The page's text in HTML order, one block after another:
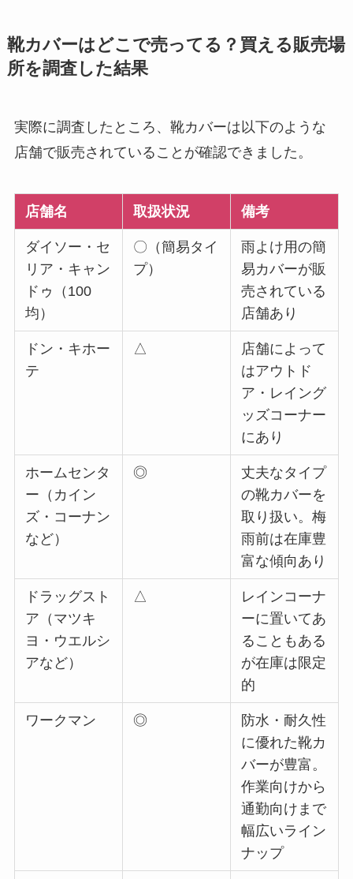
靴カバーはどこで売ってる？買える販売場
所を調査した結果
実際に調査したところ、靴カバーは以下のような
店舗で販売されていることが確認できました。
店舗名 取扱状況 備考
ダイソー・セ
リア・キャン
ドゥ（100
均）
〇（簡易タイ
プ）
雨よけ用の簡
易カバーが販
売されている
店舗あり
ドン・キホー
テ
△
店舗によって
はアウトド
ア・レイング
ッズコーナー
にあり
ホームセンタ
ー（カイン
ズ・コーナン
など）
◎
丈夫なタイプ
の靴カバーを
取り扱い。梅
雨前は在庫豊
富な傾向あり
ドラッグスト
ア（マツキ
ヨ・ウエルシ
アなど）
△
レインコーナ
ーに置いてあ
ることもある
が在庫は限定
的
ワークマン ◎
防水・耐久性
に優れた靴カ
バーが豊富。
作業向けから
通勤向けまで
幅広いライン
ナップ